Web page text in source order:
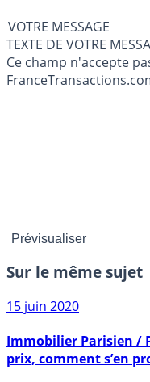
VOTRE MESSAGE
Ce champ n'accepte
Sur le même sujet
Immobilier Parisien /